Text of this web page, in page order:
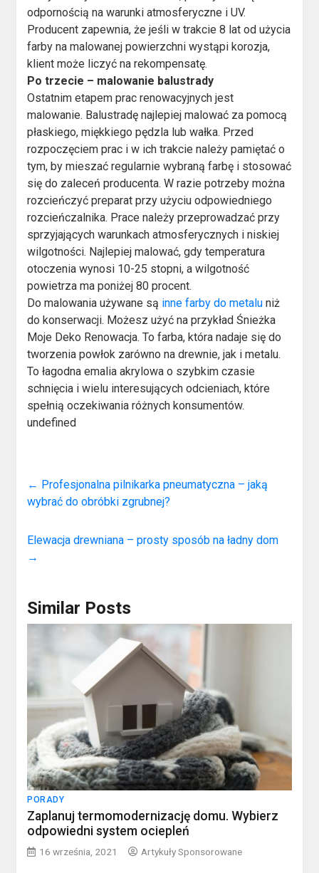
odpornością na warunki atmosferyczne i UV.
Producent zapewnia, że jeśli w trakcie 8 lat od użycia
farby na malowanej powierzchni wystąpi korozja,
klient może liczyć na rekompensatę.
Po trzecie – malowanie balustrady
Ostatnim etapem prac renowacyjnych jest
malowanie. Balustradę najlepiej malować za pomocą
płaskiego, miękkiego pędzla lub wałka. Przed
rozpoczęciem prac i w ich trakcie należy pamiętać o
tym, by mieszać regularnie wybraną farbę i stosować
się do zaleceń producenta. W razie potrzeby można
rozcieńczyć preparat przy użyciu odpowiedniego
rozcieńczalnika. Prace należy przeprowadzać przy
sprzyjających warunkach atmosferycznych i niskiej
wilgotności. Najlepiej malować, gdy temperatura
otoczenia wynosi 10-25 stopni, a wilgotność
powietrza ma poniżej 80 procent.
Do malowania używane są inne farby do metalu niż
do konserwacji. Możesz użyć na przykład Śnieżka
Moje Deko Renowacja. To farba, która nadaje się do
tworzenia powłok zarówno na drewnie, jak i metalu.
To łagodna emalia akrylowa o szybkim czasie
schnięcia i wielu interesujących odcieniach, które
spełnią oczekiwania różnych konsumentów.
undefined
← Profesjonalna pilnikarka pneumatyczna – jaką
wybrać do obróbki zgrubnej?
Elewacja drewniana – prosty sposób na ładny dom
→
Similar Posts
PORADY
Zaplanuj termomodernizację domu. Wybierz
odpowiedni system ociepleń
16 września, 2021 Artykuły Sponsorowane